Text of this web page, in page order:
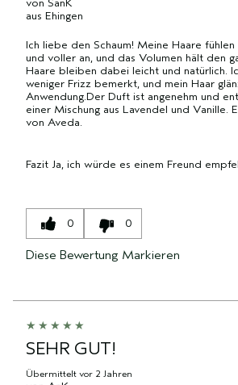
aus Ehingen
Ich liebe den Schaum! Meine Haare
und voller an, und das Volumen hält den
Haare bleiben dabei leicht und natürlich.
weniger Frizz bemerkt, und mein Haar
Anwendung.Der Duft ist angenehm und
einer Mischung aus Lavendel und Vanille.
von Aveda.
Fazit Ja, ich würde es einem Freund
0 0
Diese Bewertung Markieren
SEHR GUT!
Übermittelt vor 2 Jahren